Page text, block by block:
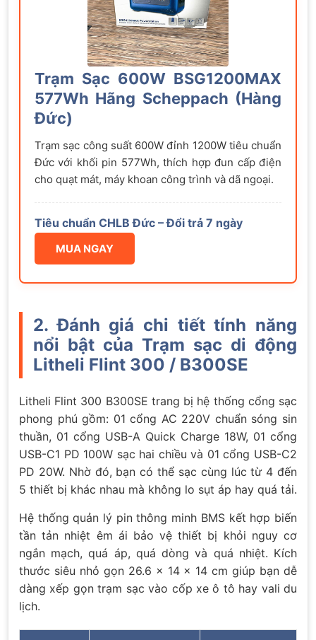
Trạm Sạc 600W BSG1200MAX
577Wh Hãng Scheppach (Hàng
Đức)
Trạm sạc công suất 600W đỉnh 1200W tiêu chuẩn
Đức với khối pin 577Wh, thích hợp đun cấp điện
cho quạt mát, máy khoan công trình và dã ngoại.
Tiêu chuẩn CHLB Đức – Đổi trả 7 ngày
MUA NGAY
2. Đánh giá chi tiết tính năng
nổi bật của Trạm sạc di động
Litheli Flint 300 / B300SE
Litheli Flint 300 B300SE trang bị hệ thống cổng sạc
phong phú gồm: 01 cổng AC 220V chuẩn sóng sin
thuần, 01 cổng USB-A Quick Charge 18W, 01 cổng
USB-C1 PD 100W sạc hai chiều và 01 cổng USB-C2
PD 20W. Nhờ đó, bạn có thể sạc cùng lúc từ 4 đến
5 thiết bị khác nhau mà không lo sụt áp hay quá tải.
Hệ thống quản lý pin thông minh BMS kết hợp biến
tần tản nhiệt êm ái bảo vệ thiết bị khỏi nguy cơ
ngắn mạch, quá áp, quá dòng và quá nhiệt. Kích
thước siêu nhỏ gọn 26.6 x 14 x 14 cm giúp bạn dễ
dàng xếp gọn trạm sạc vào cốp xe ô tô hay vali du
lịch.